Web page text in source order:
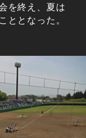
を終え、夏は
ととなった。